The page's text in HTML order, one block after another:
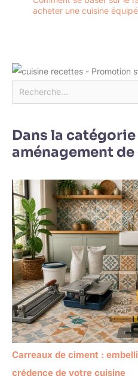
acheter une cuisine
Dans la
aménagement
Carreaux de ciment :
crédence de votre cuisine